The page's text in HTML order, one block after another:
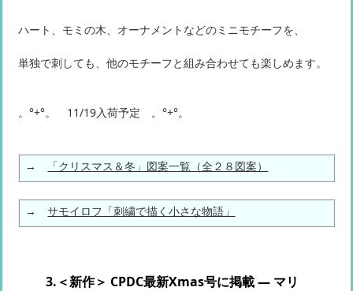
ハート、モミの木、オーナメントなどのミニモチーフを、
単独で刺しても、他のモチーフと組み合わせても楽しめます。
。°+°。 11/19入荷予定 。°+°。
→ 「クリスマス＆冬」図案一覧（全２８図案）
→サモイロフ「刺繍で描く小さな物語」
3.＜新作＞ CPDC最新Xmas号に掲載 ― マリ